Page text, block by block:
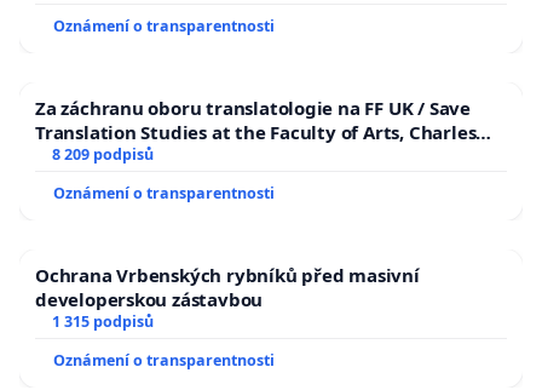
Oznámení o transparentnosti
Za záchranu oboru translatologie na FF UK / Save
Translation Studies at the Faculty of Arts, Charles
University
8 209 podpisů
Oznámení o transparentnosti
Ochrana Vrbenských rybníků před masivní
developerskou zástavbou
1 315 podpisů
Oznámení o transparentnosti